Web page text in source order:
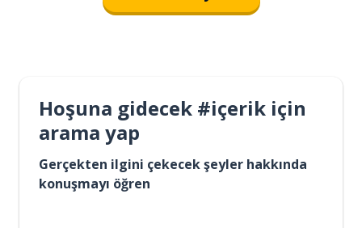
Hoşuna gidecek #içerik için
arama yap
Gerçekten ilgini çekecek şeyler hakkında
konuşmayı öğren